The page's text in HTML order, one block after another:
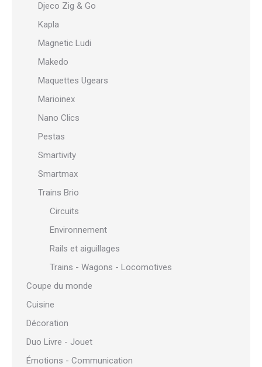
Djeco Zig & Go
Kapla
Magnetic Ludi
Makedo
Maquettes Ugears
Marioinex
Nano Clics
Pestas
Smartivity
Smartmax
Trains Brio
Circuits
Environnement
Rails et aiguillages
Trains - Wagons - Locomotives
Coupe du monde
Cuisine
Décoration
Duo Livre - Jouet
Émotions - Communication